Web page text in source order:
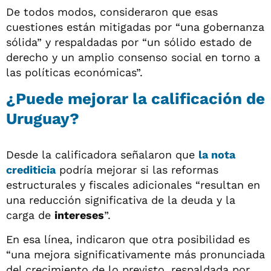
De todos modos, consideraron que esas
cuestiones están mitigadas por “una gobernanza
sólida” y respaldadas por “un sólido estado de
derecho y un amplio consenso social en torno a
las políticas económicas”.
¿Puede mejorar la calificación de
Uruguay?
Desde la calificadora señalaron que la nota
crediticiapodría mejorar si las reformas
estructurales y fiscales adicionales “resultan en
una reducción significativa de la deuda y la
carga de intereses”.
En esa línea, indicaron que otra posibilidad es
“una mejora significativamente más pronunciada